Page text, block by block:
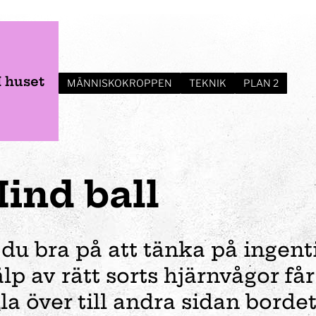
Planera ditt besök
Öppettider
Event
Bröllop
Förskola
Fortbildning
Verksamhet
Vem var Tom Tit?
huset MÄNNISKOKROPPEN TEKNIK PLAN 2
ball
bra på att tänka på
av rätt sorts hjärnvågor
över till andra sidan